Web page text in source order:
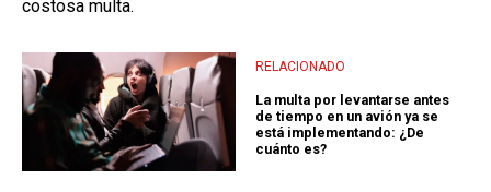
costosa multa.
RELACIONADO
La multa por levantarse antes
de tiempo en un avión ya se
está implementando: ¿De
cuánto es?